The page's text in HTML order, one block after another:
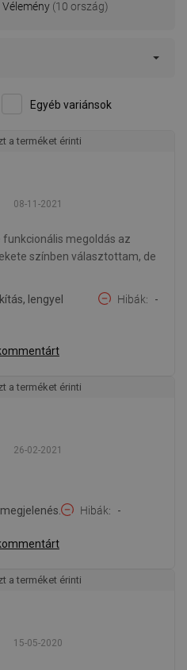
(10 ország)
Egyéb variánsok
a terméket érinti
08-11-2021
funkcionális megoldás az
színben választottam, de
lengyel
Hibák -
a terméket érinti
26-02-2021
Hibák -
a terméket érinti
15-05-2020